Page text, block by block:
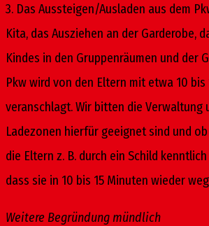
3. Das Aussteigen/Ausladen aus dem
Kita, das Ausziehen an der Garderobe,
Kindes in den Gruppenräumen und der
Pkw wird von den Eltern mit etwa 10 bis
veranschlagt. Wir bitten die Verwaltung
Ladezonen hierfür geeignet sind und
die Eltern z. B. durch ein Schild
dass sie in 10 bis 15 Minuten wieder
Weitere Begründung mündlich